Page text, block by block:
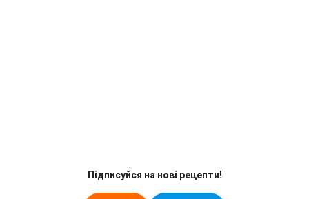
Підписуйся на нові рецепти!